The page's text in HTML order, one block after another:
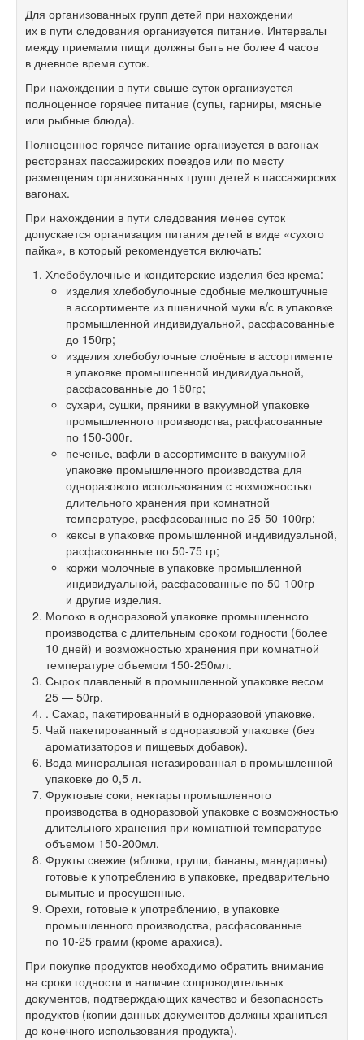
Для организованных групп детей при нахождении
их в пути следования организуется питание. Интервалы
между приемами пищи должны быть не более 4 часов
в дневное время суток.
При нахождении в пути свыше суток организуется
полноценное горячее питание (супы, гарниры, мясные
или рыбные блюда).
Полноценное горячее питание организуется в вагонах-
ресторанах пассажирских поездов или по месту
размещения организованных групп детей в пассажирских
вагонах.
При нахождении в пути следования менее суток
допускается организация питания детей в виде «сухого
пайка», в который рекомендуется включать:
Хлебобулочные и кондитерские изделия без крема:
изделия хлебобулочные сдобные мелкоштучные
в ассортименте из пшеничной муки в/с в упаковке
промышленной индивидуальной, расфасованные
до 150гр;
изделия хлебобулочные слоёные в ассортименте
в упаковке промышленной индивидуальной,
расфасованные до 150гр;
сухари, сушки, пряники в вакуумной упаковке
промышленного производства, расфасованные
по 150-300г.
печенье, вафли в ассортименте в вакуумной
упаковке промышленного производства для
одноразового использования с возможностью
длительного хранения при комнатной
температуре, расфасованные по 25-50-100гр;
кексы в упаковке промышленной индивидуальной,
расфасованные по 50-75 гр;
коржи молочные в упаковке промышленной
индивидуальной, расфасованные по 50-100гр
и другие изделия.
Молоко в одноразовой упаковке промышленного
производства с длительным сроком годности (более
10 дней) и возможностью хранения при комнатной
температуре объемом 150-250мл.
Сырок плавленый в промышленной упаковке весом
25 — 50гр.
. Сахар, пакетированный в одноразовой упаковке.
Чай пакетированный в одноразовой упаковке (без
ароматизаторов и пищевых добавок).
Вода минеральная негазированная в промышленной
упаковке до 0,5 л.
Фруктовые соки, нектары промышленного
производства в одноразовой упаковке с возможностью
длительного хранения при комнатной температуре
объемом 150-200мл.
Фрукты свежие (яблоки, груши, бананы, мандарины)
готовые к употреблению в упаковке, предварительно
вымытые и просушенные.
Орехи, готовые к употреблению, в упаковке
промышленного производства, расфасованные
по 10-25 грамм (кроме арахиса).
При покупке продуктов необходимо обратить внимание
на сроки годности и наличие сопроводительных
документов, подтверждающих качество и безопасность
продуктов (копии данных документов должны храниться
до конечного использования продукта).